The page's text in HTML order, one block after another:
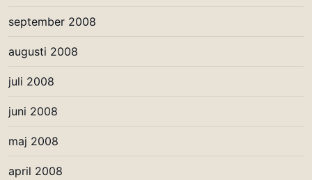
september 2008
augusti 2008
juli 2008
juni 2008
maj 2008
april 2008